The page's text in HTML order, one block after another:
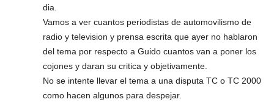
dia.
Vamos a ver cuantos periodistas de automovilismo de
radio y television y prensa escrita que ayer no hablaron
del tema por respecto a Guido cuantos van a poner los
cojones y daran su critica y objetivamente.
No se intente llevar el tema a una disputa TC o TC 2000
como hacen algunos para despejar.